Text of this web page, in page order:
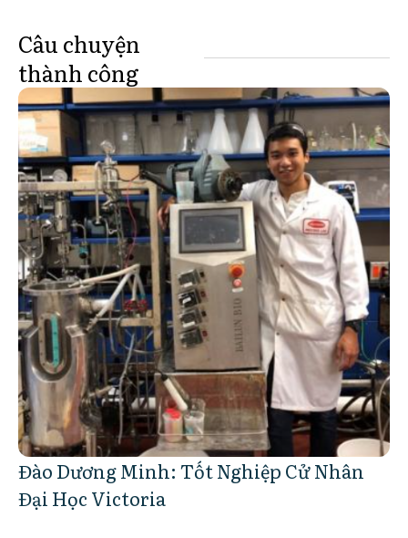
Câu chuyện
thành công
Đào Dương Minh: Tốt Nghiệp Cử Nhân
Đại Học Victoria